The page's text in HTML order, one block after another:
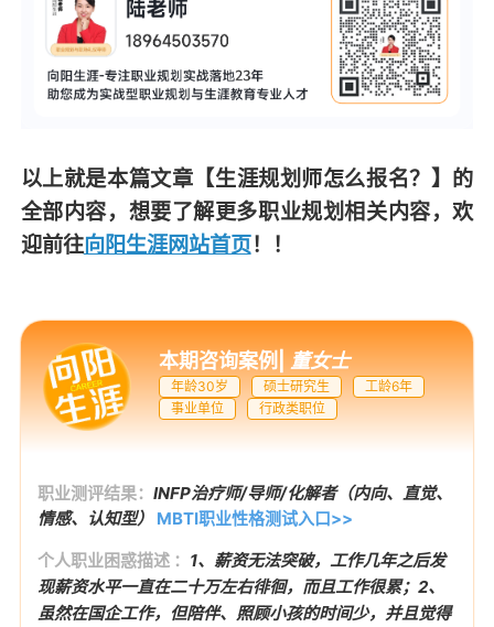
以上就是本篇文章 【生涯规划师怎么报名？】 的
全部内容，想要了解更多职业规划相关内容，欢
迎前往向阳生涯网站首页！！
本期咨询案例|董女士
年龄30岁 硕士研究生
工龄6年
事业单位
行政类职位
职业测评结果： INFP治疗师/导师/化解者（内向、直觉、
情感、认知型）
MBTI职业性格测试入口>>
个人职业困惑描述 ： 1、薪资无法突破，工作几年之后发
现薪资水平一直在二十万左右徘徊，而且工作很累；2、
虽然在国企工作，但陪伴、照顾小孩的时间少，并且觉得